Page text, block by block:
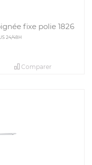
fixe polie 1826
24/48H
Comparer